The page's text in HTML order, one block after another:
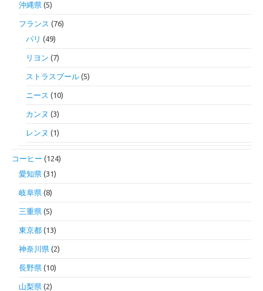
沖縄県 (5)
フランス (76)
パリ (49)
リヨン (7)
ストラスブール (5)
ニース (10)
カンヌ (3)
レンヌ (1)
コーヒー (124)
愛知県 (31)
岐阜県 (8)
三重県 (5)
東京都 (13)
神奈川県 (2)
長野県 (10)
山梨県 (2)